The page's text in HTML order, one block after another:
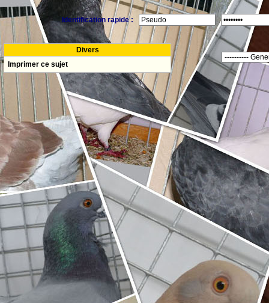
Identification rapide :
Divers
Imprimer ce sujet